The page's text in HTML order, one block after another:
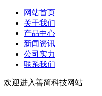
网站首页
关于我们
产品中心
新闻资讯
公司实力
联系我们
欢迎进入善简科技网站